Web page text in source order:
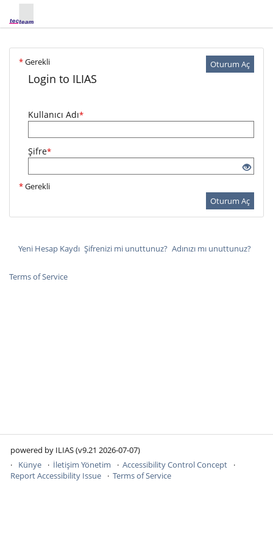
Oturum Aç
*Gerekli
Login to ILIAS
Kullanıcı Adı*
Şifre*
*Gerekli
Oturum Aç
Yeni Hesap Kaydı Şifrenizi mi unuttunuz? Adınızı mı unuttunuz?
Terms of Service
powered by ILIAS (v9.21 2026-07-07)
Künye
İletişim Yönetim
Accessibility Control Concept
Report Accessibility Issue
Terms of Service